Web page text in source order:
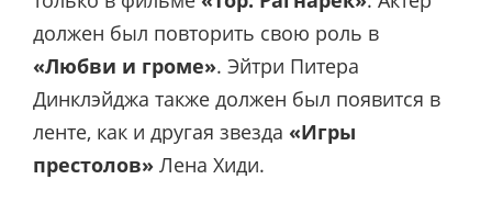
должен был повторить свою роль в
«Любви и громе». Эйтри Питера
Динклэйджа также должен был появится в
ленте, как и другая звезда «Игры
престолов» Лена Хиди.